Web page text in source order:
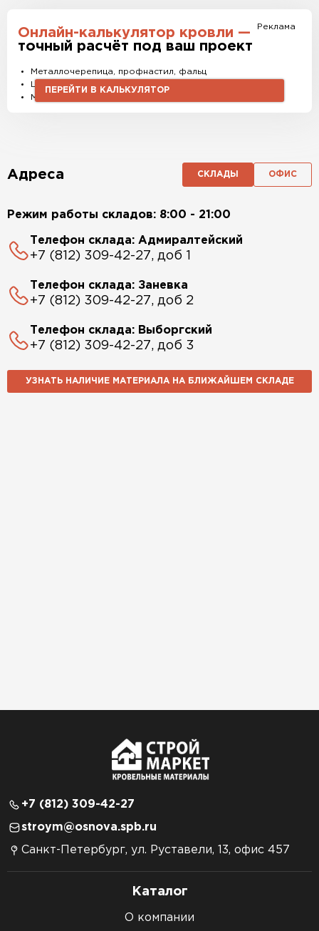
Реклама
Онлайн-калькулятор кровли —
точный расчёт под ваш проект
Металлочерепица, профнастил, фальц
Штакетник, водостоки и софиты
Материалы и комплектующие
ПЕРЕЙТИ В КАЛЬКУЛЯТОР
Адреса СКЛАДЫ ОФИС
Режим работы складов: 8:00 - 21:00
Телефон склада: Адмиралтейский
+7 (812) 309-42-27, доб 1
Телефон склада: Заневка
+7 (812) 309-42-27, доб 2
Телефон склада: Выборгский
+7 (812) 309-42-27, доб 3
УЗНАТЬ НАЛИЧИЕ МАТЕРИАЛА НА БЛИЖАЙШЕМ СКЛАДЕ
+7 (812) 309-42-27
stroym@osnova.spb.ru
Санкт-Петербург, ул. Руставели, 13, офис 457
Каталог
О компании